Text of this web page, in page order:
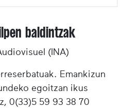
baldintzak
(INA)
Emankizun
egoitzan ikus
0(33)5 59 93 38 70